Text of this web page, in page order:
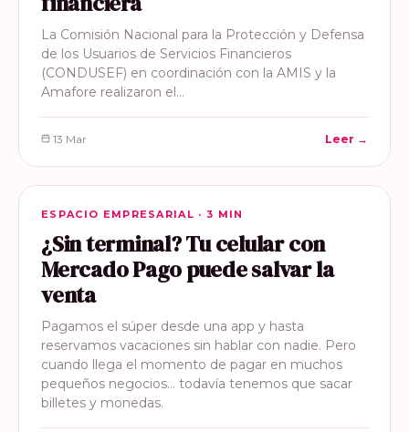
La Comisión Nacional para la Protección y Defensa
de los Usuarios de Servicios Financieros
(CONDUSEF) en coordinación con la AMIS y la
Amafore realizaron el…
13 Mar Leer →
ESPACIO EMPRESARIAL
ESPACIO EMPRESARIAL · 3 MIN
¿Sin terminal? Tu celular con
Mercado Pago puede salvar la
venta
Pagamos el súper desde una app y hasta
reservamos vacaciones sin hablar con nadie. Pero
cuando llega el momento de pagar en muchos
pequeños negocios… todavía tenemos que sacar
billetes y monedas.